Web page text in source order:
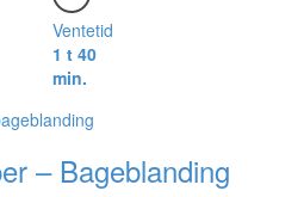
Ventetid
1 t 40
min.
– Bageblanding